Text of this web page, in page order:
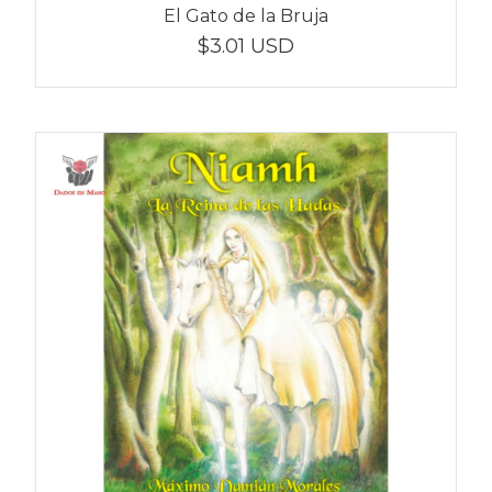
El Gato de la Bruja
$3.01 USD